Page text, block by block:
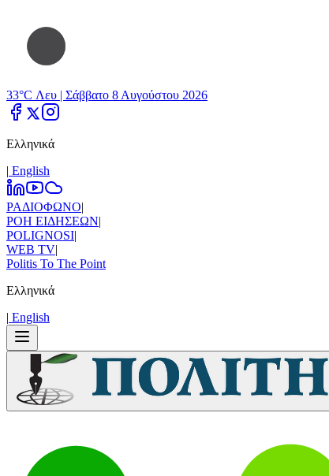
33°C Λευ | Σάββατο 8 Αυγούστου 2026
Ελληνικά
| Εnglish
ΡΑΔΙΟΦΩΝΟ|
ΡΟΗ ΕΙΔΗΣΕΩΝ|
POLIGNOSI|
WEB TV|
Politis To The Point
Ελληνικά
| Εnglish